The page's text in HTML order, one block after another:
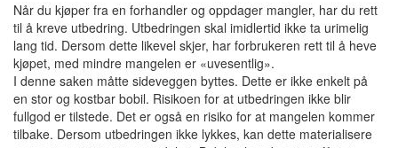
Når du kjøper fra en forhandler og oppdager mangler, har du rett
til å kreve utbedring. Utbedringen skal imidlertid ikke ta urimelig
lang tid. Dersom dette likevel skjer, har forbrukeren rett til å heve
kjøpet, med mindre mangelen er «uvesentlig».
I denne saken måtte sideveggen byttes. Dette er ikke enkelt på
en stor og kostbar bobil. Risikoen for at utbedringen ikke blir
fullgod er tilstede. Det er også en risiko for at mangelen kommer
tilbake. Dersom utbedringen ikke lykkes, kan dette materialisere